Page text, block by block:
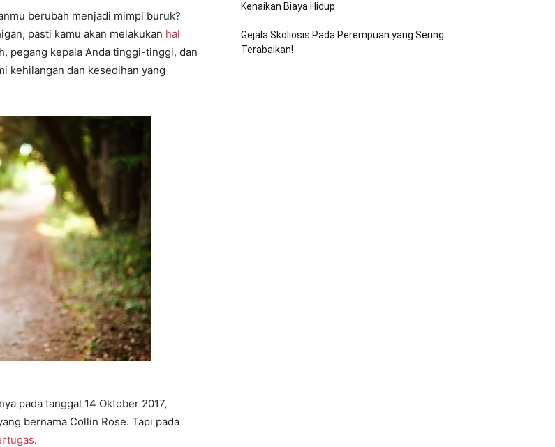
berubah menjadi mimpi buruk?
pasti kamu akan melakukan hal
pegang kepala Anda tinggi-tinggi, dan
kehilangan dan kesedihan yang
pada tanggal 14 Oktober 2017,
bernama Collin Rose. Tapi pada
.
Kenaikan Biaya Hidup
Gejala Skoliosis Pada Perempuan yang Sering
Terabaikan!